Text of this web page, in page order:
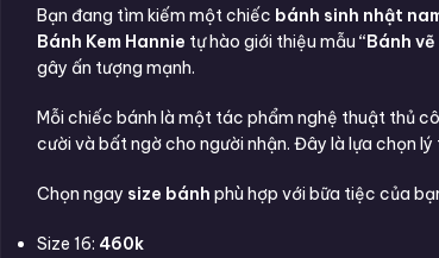
Bạn đang tìm kiếm một chiếc bánh sinh nhật
Bánh Kem Hannie tự hào giới thiệu mẫu “Bánh
gây ấn tượng mạnh.
Mỗi chiếc bánh là một tác phẩm nghệ thuật thủ
cười và bất ngờ cho người nhận. Đây là lựa chọn
Chọn ngay size bánh phù hợp với bữa tiệc của
Size 16: 460k